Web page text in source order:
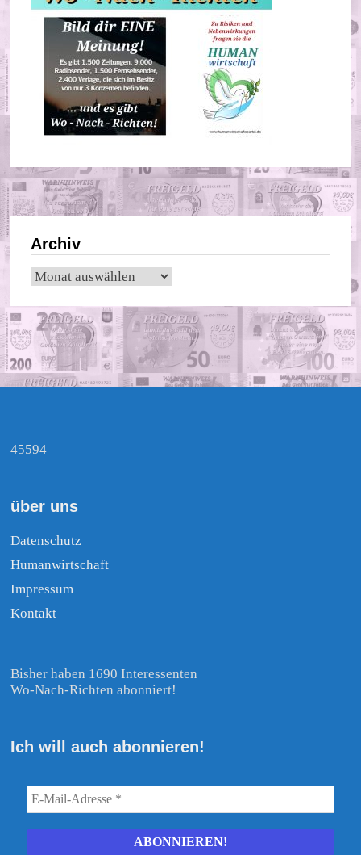
Archiv
Archiv
45594
über uns
Datenschutz
Humanwirtschaft
Impressum
Kontakt
Bisher haben 1690 Interessenten
Wo-Nach-Richten abonniert!
Ich will auch abonnieren!